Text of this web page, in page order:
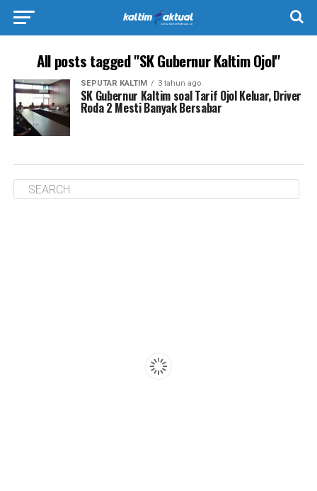
All posts tagged "SK Gubernur Kaltim Ojol"
SEPUTAR KALTIM 3 tahun ago
SK Gubernur Kaltim soal Tarif Ojol Keluar, Driver
Roda 2 Mesti Banyak Bersabar